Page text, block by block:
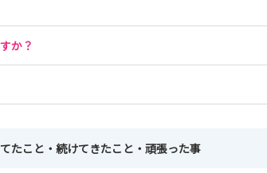
か？
たこと・続けてきたこと・頑張った事